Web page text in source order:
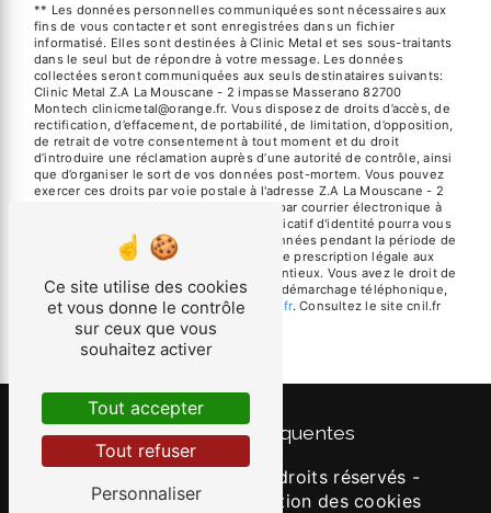
** Les données personnelles communiquées sont nécessaires aux
fins de vous contacter et sont enregistrées dans un fichier
informatisé. Elles sont destinées à Clinic Metal et ses sous-traitants
dans le seul but de répondre à votre message. Les données
collectées seront communiquées aux seuls destinataires suivants:
Clinic Metal Z.A La Mouscane - 2 impasse Masserano 82700
Montech clinicmetal@orange.fr. Vous disposez de droits d’accès, de
rectification, d’effacement, de portabilité, de limitation, d’opposition,
de retrait de votre consentement à tout moment et du droit
d’introduire une réclamation auprès d’une autorité de contrôle, ainsi
que d’organiser le sort de vos données post-mortem. Vous pouvez
exercer ces droits par voie postale à l'adresse Z.A La Mouscane - 2
impasse Masserano 82700 Montech ou par courrier électronique à
l'adresse clinicmetal@orange.fr. Un justificatif d'identité pourra vous
être demandé. Nous conservons vos données pendant la période de
prise de contact puis pendant la durée de prescription légale aux
fins probatoires et de gestion des contentieux. Vous avez le droit de
vous inscrire sur la liste d'opposition au démarchage téléphonique,
disponible à cette adresse:Bloctel.gouv.fr. Consultez le site cnil.fr
pour plus d’informations sur vos droits.
Recherches fréquentes
- 2026 - Tous droits réservés -
Mentions légales
Gestion des cookies
Ce site utilise des cookies
et vous donne le contrôle
sur ceux que vous
souhaitez activer
Tout accepter
Tout refuser
Personnaliser